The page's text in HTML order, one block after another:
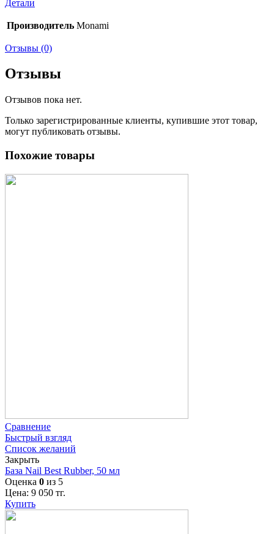
Детали
Производитель Monami
Отзывы (0)
Отзывы
Отзывов пока нет.
Только зарегистрированные клиенты, купившие этот товар,
могут публиковать отзывы.
Похожие товары
Сравнение
Быстрый взгляд
Список желаний
Закрыть
База Nail Best Rubber, 50 мл
Оценка 0 из 5
Цена: 9 050 тг.
Купить